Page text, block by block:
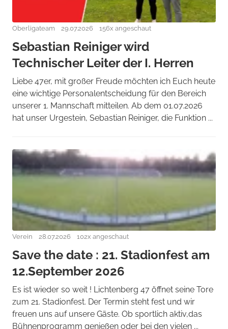
Oberligateam 29.07.2026 156x angeschaut
Sebastian Reiniger wird
Technischer Leiter der I. Herren
Liebe 47er, mit großer Freude möchten ich Euch heute
eine wichtige Personalentscheidung für den Bereich
unserer 1. Mannschaft mitteilen. Ab dem 01.07.2026
hat unser Urgestein, Sebastian Reiniger, die Funktion ...
Verein 28.07.2026 102x angeschaut
Save the date : 21. Stadionfest am
12.September 2026
Es ist wieder so weit ! Lichtenberg 47 öffnet seine Tore
zum 21. Stadionfest. Der Termin steht fest und wir
freuen uns auf unsere Gäste. Ob sportlich aktiv,das
Bühnenprogramm genießen oder bei den vielen ...